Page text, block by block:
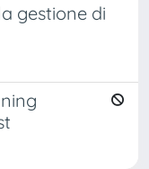
gestione di